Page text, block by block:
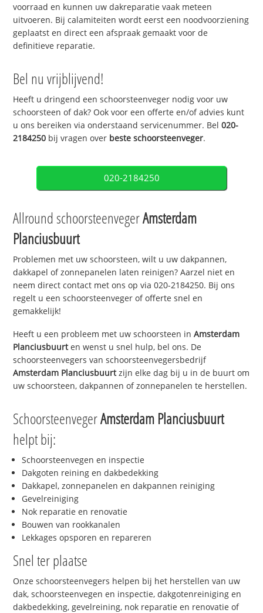
voorraad en kunnen uw dakreparatie vaak meteen
uitvoeren. Bij calamiteiten wordt eerst een noodvoorziening
geplaatst en direct een afspraak gemaakt voor de
definitieve reparatie.
Bel nu vrijblijvend!
Heeft u dringend een schoorsteenveger nodig voor uw
schoorsteen of dak? Ook voor een offerte en/of advies kunt
u ons bereiken via onderstaand servicenummer. Bel020-
2184250 bij vragen over beste schoorsteenveger.
020-2184250
Allround schoorsteenvegerAmsterdam
Planciusbuurt
Problemen met uw schoorsteen, wilt u uw dakpannen,
dakkapel of zonnepanelen laten reinigen? Aarzel niet en
neem direct contact met ons op via 020-2184250. Bij ons
regelt u een schoorsteenveger of offerte snel en
gemakkelijk!
Heeft u een probleem met uw schoorsteen inAmsterdam
Planciusbuurten wenst u snel hulp, bel ons. De
schoorsteenvegers van schoorsteenvegersbedrijf
Amsterdam Planciusbuurtzijn elke dag bij u in de buurt om
uw schoorsteen, dakpannen of zonnepanelen te herstellen.
SchoorsteenvegerAmsterdam Planciusbuurt
helpt bij:
Schoorsteenvegen en inspectie
Dakgoten reining en dakbedekking
Dakkapel, zonnepanelen en dakpannen reiniging
Gevelreiniging
Nok reparatie en renovatie
Bouwen van rookkanalen
Lekkages opsporen en repareren
Snel ter plaatse
Onze schoorsteenvegers helpen bij het herstellen van uw
dak, schoorsteenvegen en inspectie, dakgotenreiniging en
dakbedekking, gevelreining, nok reparatie en renovatie of